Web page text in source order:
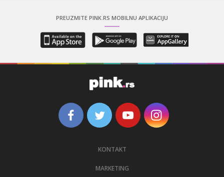
PREUZMITE PINK.RS MOBILNU APLIKACIJU
KONTAKT
MARKETING